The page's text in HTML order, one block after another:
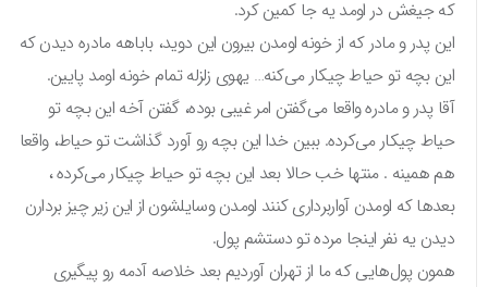
که جیغش در اومد یه جا کمین کرد.
این پدر و مادر که از خونه اومدن بیرون این دوید، باباهه مادره دیدن که
این بچه تو حیاط چیکار می‌کنه… یهوی زلزله تمام خونه اومد پایین.
آقا پدر و مادره واقعا می‌گفتن امر غیبی بوده، گفتن آخه این بچه تو
حیاط چیکار می‌کرده. ببین خدا این بچه رو آورد گذاشت تو حیاط، واقعا
هم همینه . منتها خب حالا بعد این بچه تو حیاط چیکار می‌کرده ،
بعدها که اومدن آواربرداری کنند اومدن وسایلشون از این زیر چیز بردارن
دیدن یه نفر اینجا مرده تو دستشم پول.
همون پول‌هایی که ما از تهران آوردیم بعد خلاصه آدمه رو پیگیری